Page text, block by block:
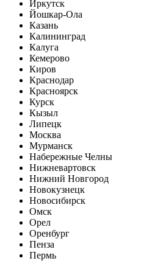
Иркутск
Йошкар-Ола
Казань
Калининград
Калуга
Кемерово
Киров
Краснодар
Красноярск
Курск
Кызыл
Липецк
Москва
Мурманск
Набережные Челны
Нижневартовск
Нижний Новгород
Новокузнецк
Новосибирск
Омск
Орел
Оренбург
Пенза
Пермь